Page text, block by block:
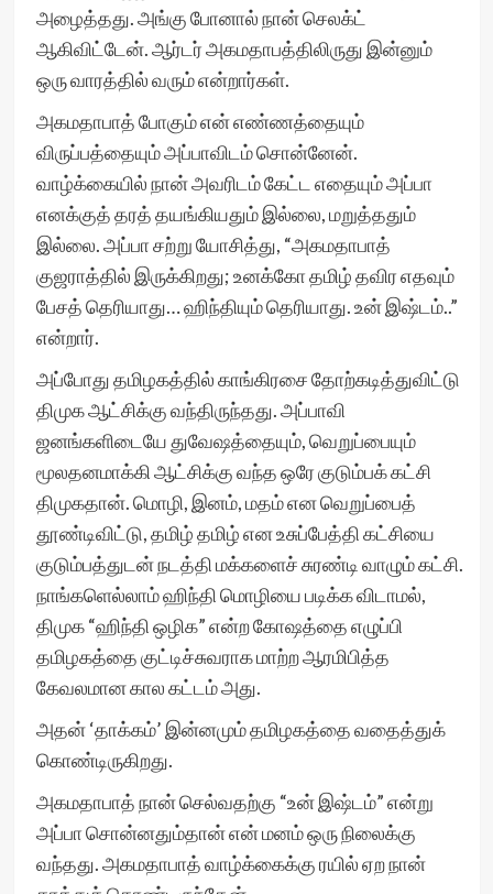
அழைத்தது. அங்கு போனால் நான் செலக்ட்
ஆகிவிட்டேன். ஆர்டர் அகமதாபத்திலிருது இன்னும்
ஒரு வாரத்தில் வரும் என்றார்கள்.
அகமதாபாத் போகும் என் எண்ணத்தையும்
விருப்பத்தையும் அப்பாவிடம் சொன்னேன்.
வாழ்க்கையில் நான் அவரிடம் கேட்ட எதையும் அப்பா
எனக்குத் தரத் தயங்கியதும் இல்லை, மறுத்ததும்
இல்லை. அப்பா சற்று யோசித்து, “அகமதாபாத்
குஜராத்தில் இருக்கிறது; உனக்கோ தமிழ் தவிர எதவும்
பேசத் தெரியாது… ஹிந்தியும் தெரியாது. உன் இஷ்டம்..”
என்றார்.
அப்போது தமிழகத்தில் காங்கிரசை தோற்கடித்துவிட்டு
திமுக ஆட்சிக்கு வந்திருந்தது. அப்பாவி
ஜனங்களிடையே துவேஷத்தையும், வெறுப்பையும்
மூலதனமாக்கி ஆட்சிக்கு வந்த ஒரே குடும்பக் கட்சி
திமுகதான். மொழி, இனம், மதம் என வெறுப்பைத்
தூண்டிவிட்டு, தமிழ் தமிழ் என உசுப்பேத்தி கட்சியை
குடும்பத்துடன் நடத்தி மக்களைச் சுரண்டி வாழும் கட்சி.
நாங்களெல்லாம் ஹிந்தி மொழியை படிக்க விடாமல்,
திமுக “ஹிந்தி ஒழிக” என்ற கோஷத்தை எழுப்பி
தமிழகத்தை குட்டிச்சுவராக மாற்ற ஆரமிபித்த
கேவலமான கால கட்டம் அது.
அதன் ‘தாக்கம்’ இன்னமும் தமிழகத்தை வதைத்துக்
கொண்டிருகிறது.
அகமதாபாத் நான் செல்வதற்கு “உன் இஷ்டம்” என்று
அப்பா சொன்னதும்தான் என் மனம் ஒரு நிலைக்கு
வந்தது. அகமதாபாத் வாழ்க்கைக்கு ரயில் ஏற நான்